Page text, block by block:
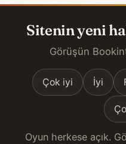
Sitenin yeni
Görüşün
Çok iyi İyi
Oyun herkese açık.